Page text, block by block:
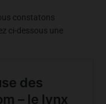
constatons
ci-dessous une